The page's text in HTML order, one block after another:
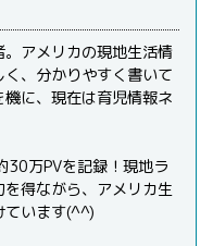
アメリカの現地生活情
、分かりやすく書いて
に、現在は育児情報ネ
万PVを記録！現地ラ
得ながら、アメリカ生
ています(^^)